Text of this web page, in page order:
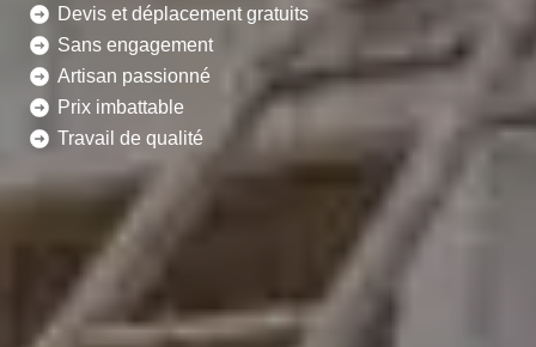
Devis et déplacement gratuits
Sans engagement
Artisan passionné
Prix imbattable
Travail de qualité